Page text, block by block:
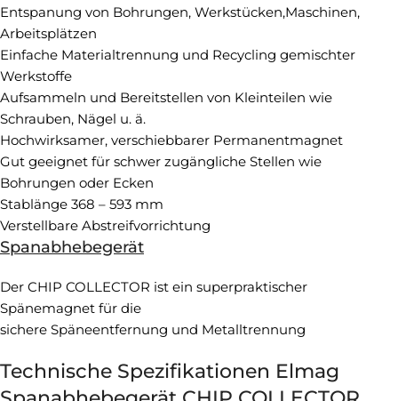
Entspanung von Bohrungen, Werkstücken,Maschinen,
Arbeitsplätzen
Einfache Materialtrennung und Recycling gemischter
Werkstoffe
Aufsammeln und Bereitstellen von Kleinteilen wie
Schrauben, Nägel u. ä.
Hochwirksamer, verschiebbarer Permanentmagnet
Gut geeignet für schwer zugängliche Stellen wie
Bohrungen oder Ecken
Stablänge 368 – 593 mm
Verstellbare Abstreifvorrichtung
Spanabhebegerät
Der CHIP COLLECTOR ist ein superpraktischer
Spänemagnet für die
sichere Späneentfernung und Metalltrennung
Technische Spezifikationen Elmag